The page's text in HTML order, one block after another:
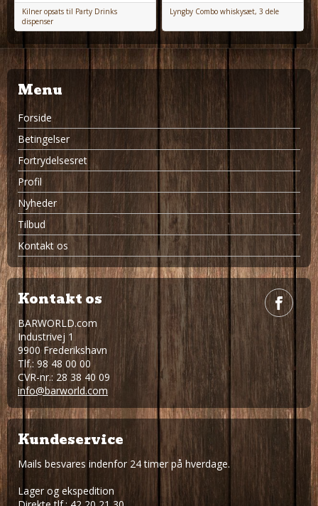
Kilner opsats til Party Drinks
dispenser
Lyngby Combo whiskysæt, 3 dele
Menu
Forside
Betingelser
Fortrydelsesret
Profil
Nyheder
Tilbud
Kontakt os
Kontakt os
BARWORLD.com
Industrivej 1
9900 Frederikshavn
Tlf.: 98 48 00 00
CVR-nr.: 28 38 40 09
info@barworld.com
Kundeservice
Mails besvares indenfor 24 timer på hverdage.
Lager og ekspedition